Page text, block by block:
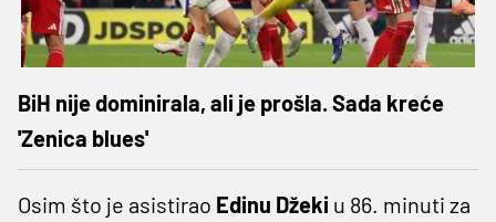
BiH nije dominirala, ali je prošla. Sada kreće
'Zenica blues'
Osim što je asistirao Edinu Džeki u 86. minuti za